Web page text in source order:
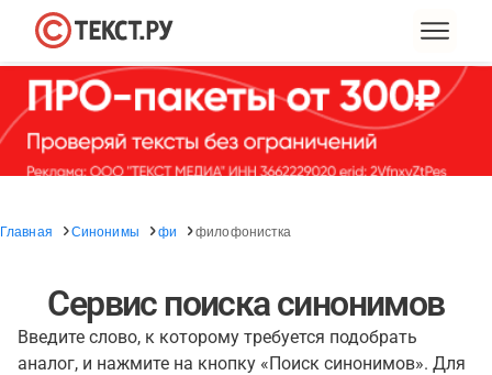
Главная Синонимы фи филофонистка
Сервис поиска синонимов
Введите слово, к которому требуется подобрать
аналог, и нажмите на кнопку «Поиск синонимов». Для